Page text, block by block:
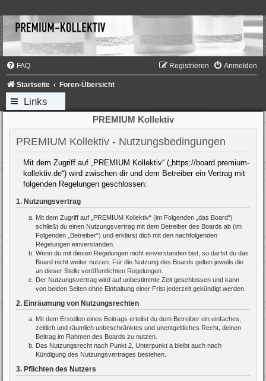
FAQ Anmelden
Registrieren
Startseite Foren-Übersicht
Links
PREMIUM Kollektiv
PREMIUM Kollektiv - Nutzungsbedingungen
Mit dem Zugriff auf „PREMIUM Kollektiv“ („https://board.premium-
kollektiv.de“) wird zwischen dir und dem Betreiber ein Vertrag mit
folgenden Regelungen geschlossen:
1. Nutzungsvertrag
Mit dem Zugriff auf „PREMIUM Kollektiv“ (im Folgenden „das Board“)
schließt du einen Nutzungsvertrag mit dem Betreiber des Boards ab (im
Folgenden „Betreiber“) und erklärst dich mit den nachfolgenden
Regelungen einverstanden.
Wenn du mit diesen Regelungen nicht einverstanden bist, so darfst du das
Board nicht weiter nutzen. Für die Nutzung des Boards gelten jeweils die
an dieser Stelle veröffentlichten Regelungen.
Der Nutzungsvertrag wird auf unbestimmte Zeit geschlossen und kann
von beiden Seiten ohne Einhaltung einer Frist jederzeit gekündigt werden.
2. Einräumung von Nutzungsrechten
Mit dem Erstellen eines Beitrags erteilst du dem Betreiber ein einfaches,
zeitlich und räumlich unbeschränktes und unentgeltliches Recht, deinen
Beitrag im Rahmen des Boards zu nutzen.
Das Nutzungsrecht nach Punkt 2, Unterpunkt a bleibt auch nach
Kündigung des Nutzungsvertrages bestehen.
3. Pflichten des Nutzers